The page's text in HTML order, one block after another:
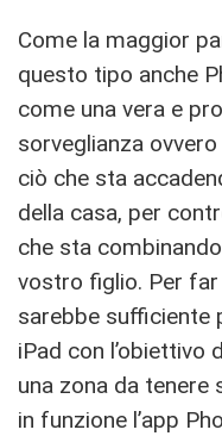
Come la maggior
questo tipo anche
come una vera e
sorveglianza
ciò che sta
della casa, per
che sta
vostro figlio. Per
sarebbe sufficiente
iPad con
una zona da tenere
in funzione l’app